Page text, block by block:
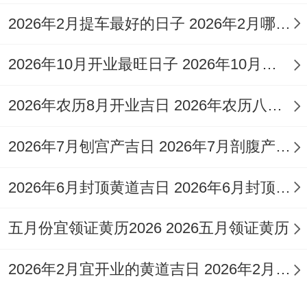
祭祖等庄重之事。
阳
期
农
历
期
星
值神
吉
日
数
备注
5
3
日
三
十
七
星
期
玄武
（黑
分
八白太阴星
房日兔
（吉）
2026年2月提车最好的日子 2026年2月哪天提车最好
2026年10月开业最旺日子 2026年10月哪天开业好日子
2026年农历8月开业吉日 2026年农历八月开业黄道吉日有哪几天
2026年7月刨宫产吉日 2026年7月剖腹产生子吉日
2026年6月封顶黄道吉日 2026年6月封顶吉日
五月份宜领证黄历2026 2026五月领证黄历
2026年2月宜开业的黄道吉日 2026年2月宜搬家的日子